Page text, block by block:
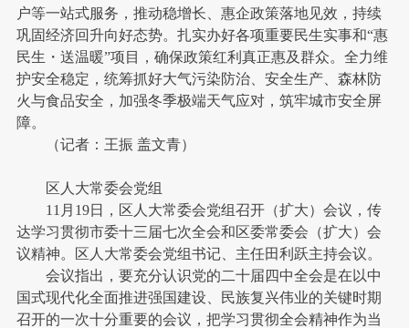
户等一站式服务，推动稳增长、惠企政策落地见效，持续
巩固经济回升向好态势。扎实办好各项重要民生实事和“惠
民生・送温暖”项目，确保政策红利真正惠及群众。全力维
护安全稳定，统筹抓好大气污染防治、安全生产、森林防
火与食品安全，加强冬季极端天气应对，筑牢城市安全屏
障。
（记者：王振 盖文青）
区人大常委会党组
11月19日，区人大常委会党组召开（扩大）会议，传
达学习贯彻市委十三届七次全会和区委常委会（扩大）会
议精神。区人大常委会党组书记、主任田利跃主持会议。
会议指出，要充分认识党的二十届四中全会是在以中
国式现代化全面推进强国建设、民族复兴伟业的关键时期
召开的一次十分重要的会议，把学习贯彻全会精神作为当